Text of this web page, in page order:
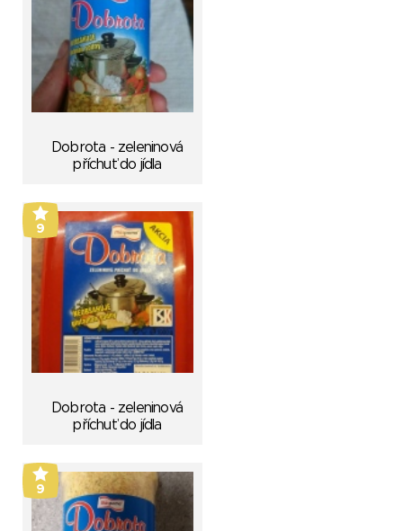
Dobrota - zeleninová
příchuť do jídla
9
Dobrota - zeleninová
příchuť do jídla
9